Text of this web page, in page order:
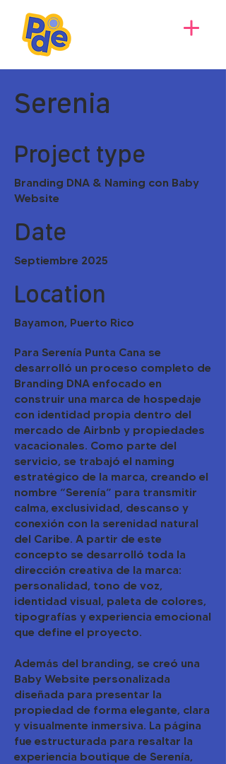
Serenia
Project type
Branding DNA & Naming con Baby
Website
Date
Septiembre 2025
Location
Bayamon, Puerto Rico
Para Serenía Punta Cana se
desarrolló un proceso completo de
Branding DNA enfocado en
construir una marca de hospedaje
con identidad propia dentro del
mercado de Airbnb y propiedades
vacacionales. Como parte del
servicio, se trabajó el naming
estratégico de la marca, creando el
nombre “Serenía” para transmitir
calma, exclusividad, descanso y
conexión con la serenidad natural
del Caribe. A partir de este
concepto se desarrolló toda la
dirección creativa de la marca:
personalidad, tono de voz,
identidad visual, paleta de colores,
tipografías y experiencia emocional
que define el proyecto.
Además del branding, se creó una
Baby Website personalizada
diseñada para presentar la
propiedad de forma elegante, clara
y visualmente inmersiva. La página
fue estructurada para resaltar la
experiencia boutique de Serenía,